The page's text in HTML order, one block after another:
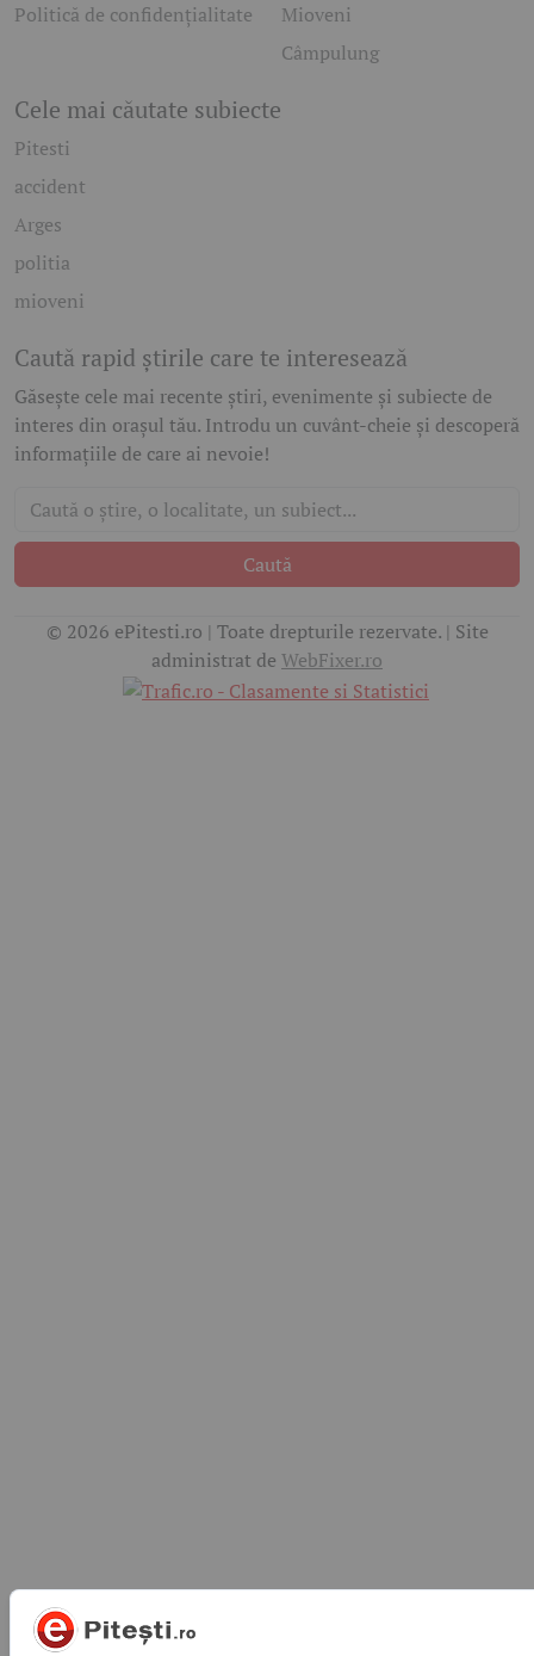
Politică de confidențialitate
Mioveni
Câmpulung
Cele mai căutate subiecte
Pitesti
accident
Arges
politia
mioveni
Caută rapid știrile care te interesează
Găsește cele mai recente știri, evenimente și subiecte de
interes din orașul tău. Introdu un cuvânt-cheie și descoperă
informațiile de care ai nevoie!
Caută
© 2026 ePitesti.ro | Toate drepturile rezervate. | Site
administrat de WebFixer.ro